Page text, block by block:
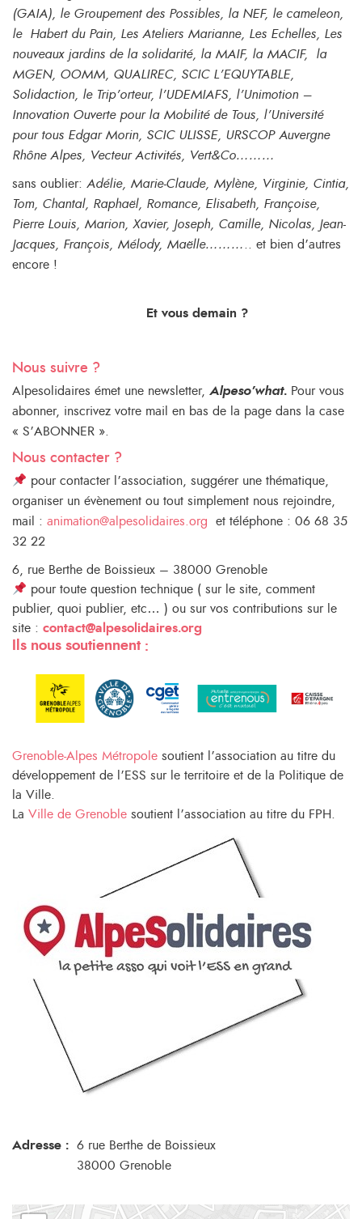
(GAIA), le Groupement des Possibles, la NEF, le cameleon,
le Habert du Pain, Les Ateliers Marianne, Les Echelles, Les
nouveaux jardins de la solidarité, la MAIF, la MACIF, la
MGEN, OOMM, QUALIREC, SCIC L’EQUYTABLE,
Solidaction, le Trip’orteur, l’UDEMIAFS, l’Unimotion –
Innovation Ouverte pour la Mobilité de Tous, l’Université
pour tous Edgar Morin, SCIC ULISSE, URSCOP Auvergne
Rhône Alpes, Vecteur Activités, Vert&Co………
sans oublier: Adélie, Marie-Claude, Mylène, Virginie, Cintia,
Tom, Chantal, Raphaël, Romance, Elisabeth, Françoise,
Pierre Louis, Marion, Xavier, Joseph, Camille, Nicolas, Jean-
Jacques, François, Mélody, Maëlle……….. et bien d’autres
encore !
Et vous demain ?
Nous suivre ?
Alpesolidaires émet une newsletter, Alpeso’what. Pour vous
abonner, inscrivez votre mail en bas de la page dans la case
« S’ABONNER ».
Nous contacter ?
pour contacter l’association, suggérer une thématique,
organiser un évènement ou tout simplement nous rejoindre,
mail : animation@alpesolidaires.org
et téléphone : 06 68 35
32 22
6, rue Berthe de Boissieux – 38000 Grenoble
pour toute question technique ( sur le site, comment
publier, quoi publier, etc… ) ou sur vos contributions sur le
site : contact@alpesolidaires.org
Ils nous soutiennent :
Grenoble-Alpes Métropole soutient l’association au titre du
développement de l’ESS sur le territoire et de la Politique de
la Ville.
La Ville de Grenoble soutient l’association au titre du FPH.
Adresse :
6 rue Berthe de Boissieux
38000 Grenoble